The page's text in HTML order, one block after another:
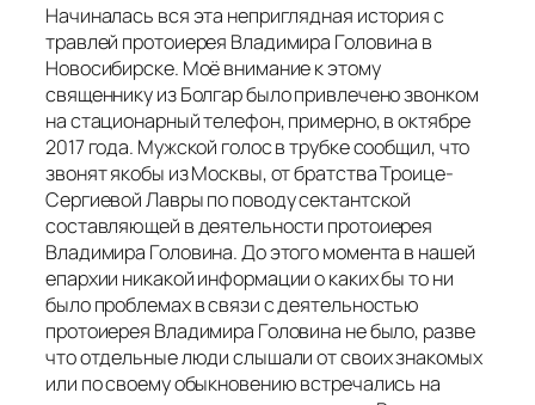
Начиналась вся эта неприглядная история с
травлей протоиерея Владимира Головина в
Новосибирске. Моё внимание к этому
священнику из Болгар было привлечено звонком
на стационарный телефон, примерно, в октябре
2017 года. Мужской голос в трубке сообщил, что
звонят якобы из Москвы, от братства Троице-
Сергиевой Лавры по поводу сектантской
составляющей в деятельности протоиерея
Владимира Головина. До этого момента в нашей
епархии никакой информации о каких бы то ни
было проблемах в связи с деятельностью
протоиерея Владимира Головина не было, разве
что отдельные люди слышали от своих знакомых
или по своему обыкновению встречались на